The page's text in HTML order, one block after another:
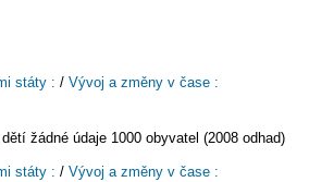
státy : / Vývoj a změny v čase :
žádné údaje 1000 obyvatel (2008 odhad)
státy : / Vývoj a změny v čase :